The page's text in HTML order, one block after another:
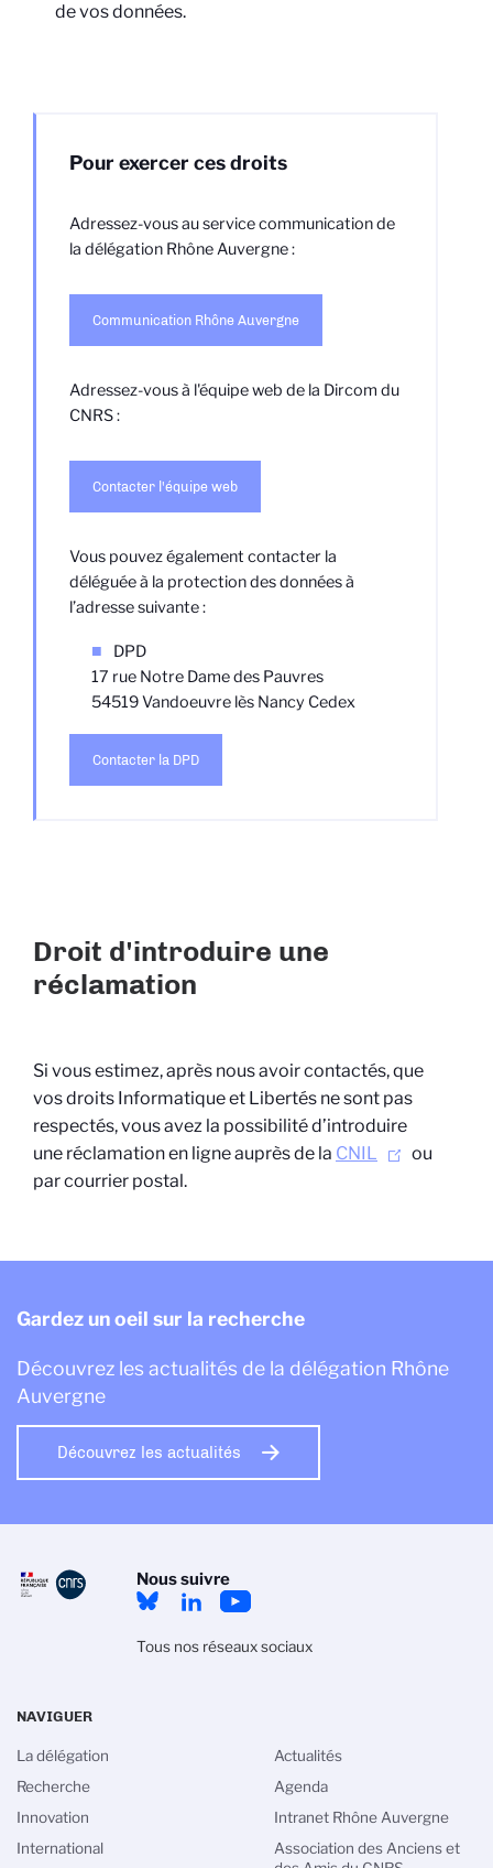
de vos données.
Pour exercer ces droits
Adressez-vous au service communicationde
la délégation Rhône Auvergne :
Communication Rhône Auvergne
Adressez-vous à l'équipe web de la Dircom du
CNRS :
Contacter l'équipe web
Vous pouvez également contacter la
déléguée à la protection des données à
l’adresse suivante :
DPD
17 rue Notre Dame des Pauvres
54519 Vandoeuvre lès Nancy Cedex
Contacter la DPD
Droit d'introduire une
réclamation
Si vous estimez, après nous avoir contactés, que
vos droits Informatique et Libertés ne sont pas
respectés, vous avez la possibilité d’introduire
une réclamation en ligne auprès de la CNIL
ou
par courrier postal.
Gardez un oeil sur la recherche
Découvrez les actualités de la délégation Rhône
Auvergne
Découvrez les actualités
Nous suivre
Tous nos réseaux sociaux
NAVIGUER
La délégation
Recherche
Innovation
International
Actualités
Agenda
Intranet Rhône Auvergne
Association des Anciens et